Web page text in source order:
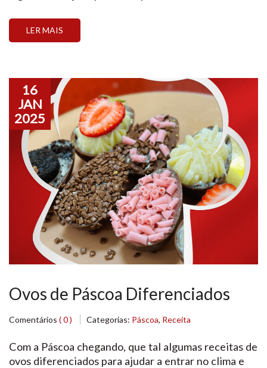
mais lucrativas para quem trabalha com confeitaria,
artesanato e presentes personalizados. […]
LER MAIS
Ovos de Páscoa Diferenciados
Comentários ( 0 ) Categorias: Páscoa, Receita
Com a Páscoa chegando, que tal algumas receitas de
ovos diferenciados para ajudar a entrar no clima e
16
JAN
2025